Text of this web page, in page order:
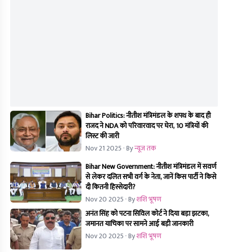
Bihar Politics: नीतीश मंत्रिमंडल के शपथ के बाद ही
राजद ने NDA को परिवारवाद पर घेरा, 10 मंत्रियों की
लिस्ट की जारी
Nov 21 2025 · Byन्यूज तक
Bihar New Government: नीतीश मंत्रिमंडल में सवर्ण
से लेकर दलित सभी वर्ग के नेता, जानें किस पार्टी ने किसे
दी कितनी हिस्सेदारी?
Nov 20 2025 · Byशशि भूषण
अनंत सिंह को पटना सिविल कोर्ट ने दिया बड़ा झटका,
जमानत याचिका पर सामने आई बड़ी जानकारी
Nov 20 2025 · Byशशि भूषण